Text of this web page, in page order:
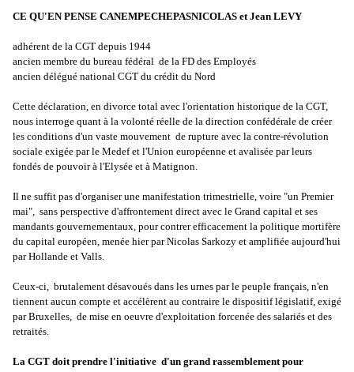
CE QU'EN PENSE CANEMPECHEPASNICOLAS et Jean LEVY
adhérent de la CGT depuis 1944
ancien membre du bureau fédéral de la FD des Employés
ancien délégué national CGT du crédit du Nord
Cette déclaration, en divorce total avec l'orientation historique de la CGT,
nous interroge quant à la volonté réelle de la direction confédérale de créer
les conditions d'un vaste mouvement de rupture avec la contre-révolution
sociale exigée par le Medef et l'Union européenne et avalisée par leurs
fondés de pouvoir à l'Elysée et à Matignon.
Il ne suffit pas d'organiser une manifestation trimestrielle, voire "un Premier
mai", sans perspective d'affrontement direct avec le Grand capital et ses
mandants gouvernementaux, pour contrer efficacement la politique mortifère
du capital européen, menée hier par Nicolas Sarkozy et amplifiée aujourd'hui
par Hollande et Valls.
Ceux-ci, brutalement désavoués dans les urnes par le peuple français, n'en
tiennent aucun compte et accélèrent au contraire le dispositif législatif, exigé
par Bruxelles, de mise en oeuvre d'exploitation forcenée des salariés et des
retraités.
La CGT doit prendre l'initiative d'un grand rassemblement pour